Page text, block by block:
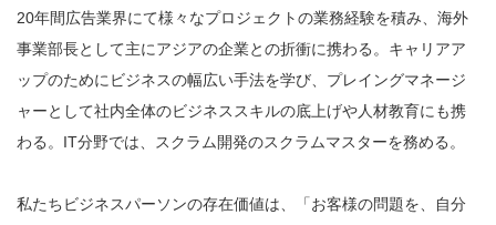
20年間広告業界にて様々なプロジェクトの業務経験を積み、海外
事業部長として主にアジアの企業との折衝に携わる。キャリアア
ップのためにビジネスの幅広い手法を学び、プレイングマネージ
ャーとして社内全体のビジネススキルの底上げや人材教育にも携
わる。IT分野では、スクラム開発のスクラムマスターを務める。
私たちビジネスパーソンの存在価値は、「お客様の問題を、自分